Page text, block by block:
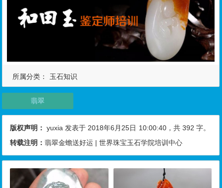
所属分类： 玉石知识
翡翠
版权声明： yuxia 发表于 2018年6月25日 10:00:40 ，共 392 字。
转载注明：翡翠金蟾送好运 | 世界珠宝玉石学院培训中心